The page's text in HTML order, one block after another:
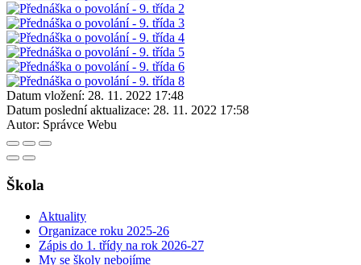
Datum vložení: 28. 11. 2022 17:48
Datum poslední aktualizace: 28. 11. 2022 17:58
Autor: Správce Webu
Škola
Aktuality
Organizace roku 2025-26
Zápis do 1. třídy na rok 2026-27
My se školy nebojíme